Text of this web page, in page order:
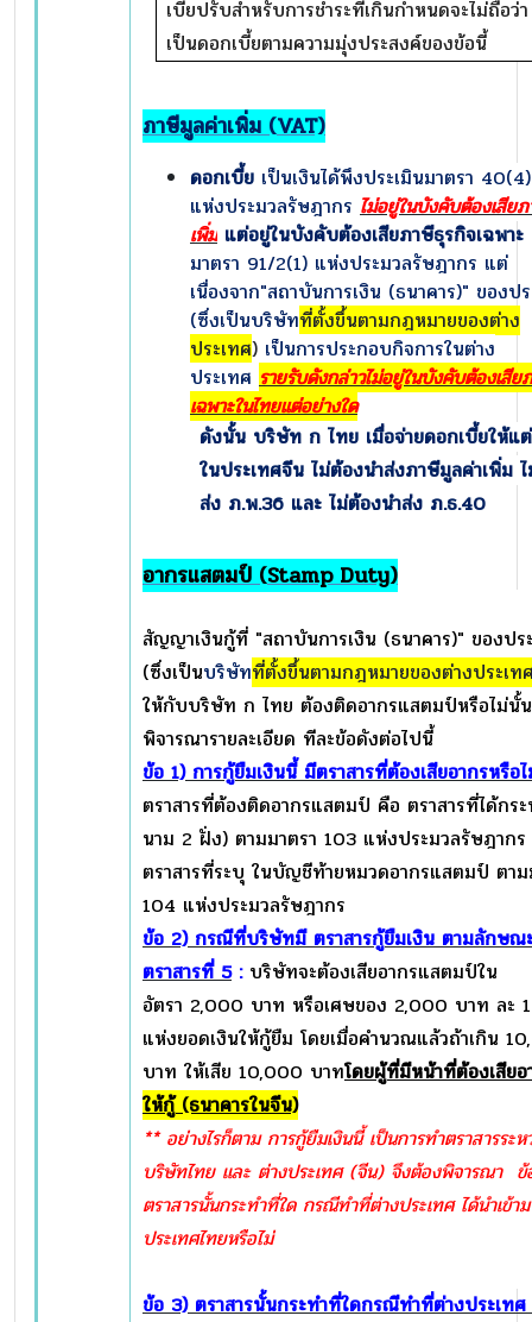
เบี้ยปรับสำหรับการชำระที่เกินกำหนดจะไม่ถือว่า
เป็นดอกเบี้ยตามความมุ่งประสงค์ของข้อนี้
ภาษีมูลค่าเพิ่ม (VAT)
ดอกเบี้ย เป็นเงินได้พึงประเมินมาตรา
แห่งประมวลรัษฎากร ไม่อยู่ในบังคับต้องเสีย
เพิ่ม แต่อยู่ในบังคับต้องเสียภาษีธุรกิจเฉพาะ
มาตรา 91/2(1) แห่งประมวลรัษฎากร แต่
เนื่องจาก"สถาบันการเงิน (ธนาคาร)" ของป
(ซึ่งเป็นบริษัทที่ตั้งขึ้นตามกฎหมายของต่าง
ประเทศ) เป็นการประกอบกิจการในต่าง
ประเทศ รายรับดังกล่าวไม่อยู่ในบังคับต้องเสีย
เฉพาะในไทยแต่อย่างใด
ดังนั้น บริษัท ก ไทย เมื่อจ่ายดอกเบี้ยให้แ
ในประเทศจีน ไม่ต้องนำส่งภาษีมูลค่าเพิ่ม
ส่ง ภ.พ.36 และ ไม่ต้องนำส่ง ภ.ธ.40
อากรแสตมป์ (Stamp Duty)
สัญญาเงินกู้ที่ "สถาบันการเงิน (ธนาคาร)" ของปร
(ซึ่งเป็นบริษัทที่ตั้งขึ้นตามกฎหมายของต่างประเท
ให้กับบริษัท ก ไทย ต้องติดอากรแสตมป์หรือไม่นั้
พิจารณารายละเอียด ทีละข้อดังต่อไปนี้
ข้อ1) การกู้ยืมเงินนี้ มีตราสารที่ต้องเสียอากรหรือ
ตราสารที่ต้องติดอากรแสตมป์ คือ ตราสารที่ได้กร
นาม 2 ฝั่ง) ตามมาตรา 103 แห่งประมวลรัษฎากร
ตราสารที่ระบุ ในบัญชีท้ายหมวดอากรแสตมป์ ตาม
104 แห่งประมวลรัษฎากร
ข้อ2) กรณีที่บริษัทมี ตราสารกู้ยืมเงิน ตามลักษณ
ตราสารที่ 5: บริษัทจะต้องเสียอากรแสตมป์ใน
อัตรา 2,000 บาท หรือเศษของ 2,000 บาท ละ
แห่งยอดเงินให้กู้ยืม โดยเมื่อคำนวณแล้วถ้าเกิน
บาท ให้เสีย 10,000 บาทโดยผู้ที่มีหน้าที่ต้องเสีย
ให้กู้ (ธนาคารในจีน)
** อย่างไรก็ตาม การกู้ยืมเงินนี้ เป็นการทำตราสารระห
บริษัทไทย และ ต่างประเทศ (จีน) จึงต้องพิจารณา
ตราสารนั้นกระทำที่ใด กรณีทำที่ต่างประเทศ ได้นำเข้า
ประเทศไทยหรือไม่
ข้อ3) ตราสารนั้นกระทำที่ใดกรณีทำที่ต่างประเทศ